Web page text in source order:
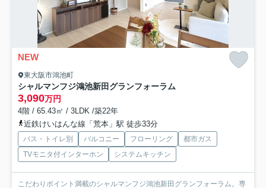
NEW
東大阪市鴻池町
シャルマンフジ鴻池新田グランフォーラム
3,090万円
4階 / 65.43㎡ / 3LDK /築22年
近鉄けいはんな線「荒本」駅 徒歩33分
バス・トイレ別 バルコニー フローリング
都市ガス
TVモニタ付インターホン
システムキッチン
こだわりポイント満載のシャルマンフジ鴻池新田グランフォーラム。専